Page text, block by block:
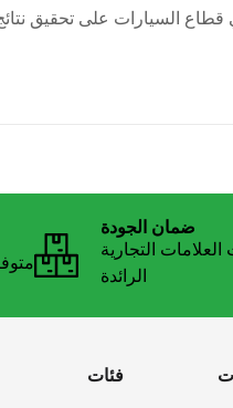
قطاع السيارات على تحقيق
ضمان الجودة
العلامات التجارية
الرائدة
متوفر 30 علامة
فئات